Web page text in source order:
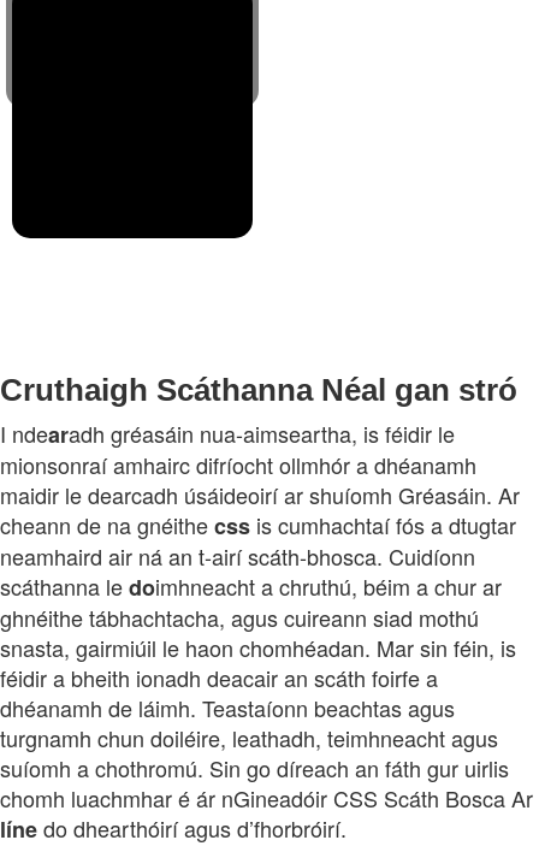
Cruthaigh Scáthanna Néal gan stró
I ndearadh gréasáin nua-aimseartha, is féidir le
mionsonraí amhairc difríocht ollmhór a dhéanamh
maidir le dearcadh úsáideoirí ar shuíomh Gréasáin. Ar
cheann de na gnéithecss is cumhachtaí fós a dtugtar
neamhaird air ná an t-airí scáth-bhosca. Cuidíonn
scáthanna ledoimhneacht a chruthú, béim a chur ar
ghnéithe tábhachtacha, agus cuireann siad mothú
snasta, gairmiúil le haon chomhéadan. Mar sin féin, is
féidir a bheith ionadh deacair an scáth foirfe a
dhéanamh de láimh. Teastaíonn beachtas agus
turgnamh chun doiléire, leathadh, teimhneacht agus
suíomh a chothromú. Sin go díreach an fáth gur uirlis
chomh luachmhar é ár nGineadóir CSS Scáth Bosca Ar
línedo dhearthóirí agus d’fhorbróirí.